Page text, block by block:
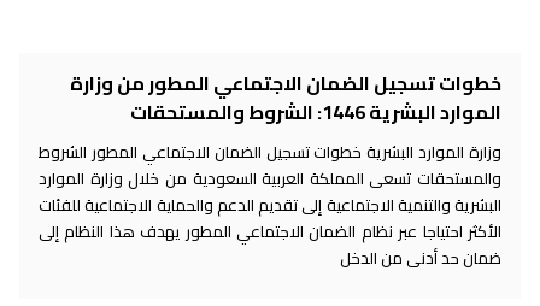
خطوات تسجيل الضمان الاجتماعي المطور من وزارة
الموارد البشرية 1446: الشروط والمستحقات
وزارة الموارد البشرية خطوات تسجيل الضمان الاجتماعي المطور الشروط
والمستحقات تسعى المملكة العربية السعودية من خلال وزارة الموارد
البشرية والتنمية الاجتماعية إلى تقديم الدعم والحماية الاجتماعية للفئات
الأكثر احتياجا عبر نظام الضمان الاجتماعي المطور يهدف هذا النظام إلى
ضمان حد أدنى من الدخل